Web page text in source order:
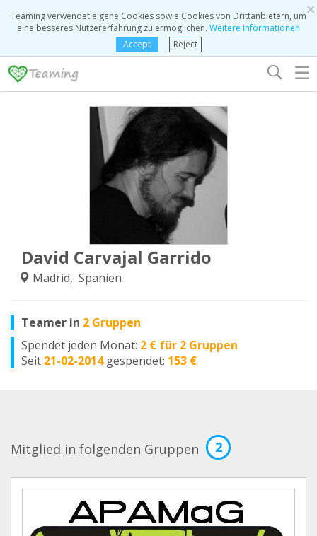
×
Teaming verwendet eigene Cookies sowie Cookies von Drittanbietern, um
eine besseres Nutzererfahrung zu ermöglichen. Weitere Informationen
Accept
Reject
☰
David Carvajal Garrido
Madrid, Spanien
Teamer in 2 Gruppen
Spendet jeden Monat: 2 € für 2 Gruppen
Seit 21-02-2014 gespendet: 153 €
Mitglied in folgenden Gruppen 2